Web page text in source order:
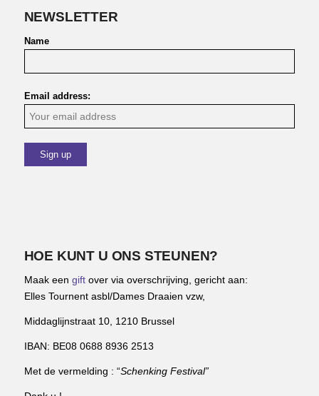
NEWSLETTER
Name
Email address:
HOE KUNT U ONS STEUNEN?
Maak een giftover via overschrijving, gericht aan:
Elles Tournent asbl/Dames Draaien vzw,
Middaglijnstraat 10, 1210 Brussel
IBAN: BE08 0688 8936 2513
Met de vermelding : “Schenking Festival”